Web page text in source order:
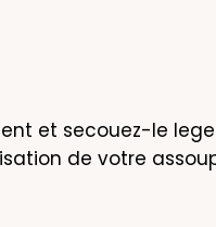
et secouez-le
de votre